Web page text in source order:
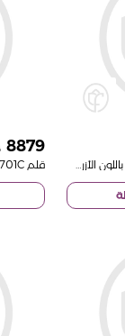
ساعة شيروتي 1881 لوكاردو باللون الأزرق الداكن وباقة من ورود ريفايفال
8879